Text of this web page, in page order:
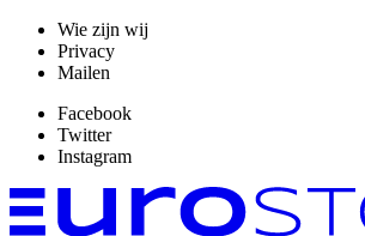
Wie zijn wij
Privacy
Mailen
Facebook
Twitter
Instagram